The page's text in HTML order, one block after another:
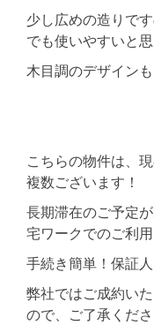
少し広めの造りで
でも使いやすいと思
木目調のデザイン
こちらの物件は、
複数ございます！
長期滞在のご予定
宅ワークでのご利
手続き簡単！保証人
弊社ではご成約い
ので、ご了承くだ